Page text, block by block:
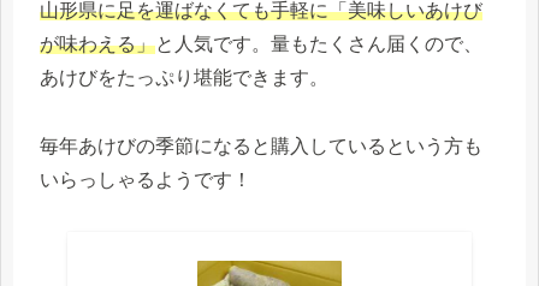
山形県に足を運ばなくても手軽に「美味しいあけび
が味わえる」と人気です。量もたくさん届くので、
あけびをたっぷり堪能できます。
毎年あけびの季節になると購入しているという方も
いらっしゃるようです！